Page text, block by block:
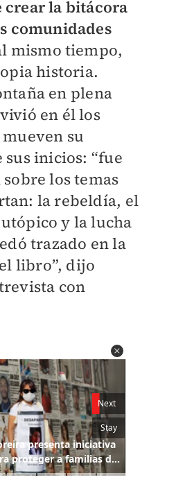
crear la bitácora
comunidades
mismo tiempo,
historia.
en plena
en él los
su
sus inicios: “fue
los temas
la rebeldía, el
y la lucha
trazado en la
libro”, dijo
con